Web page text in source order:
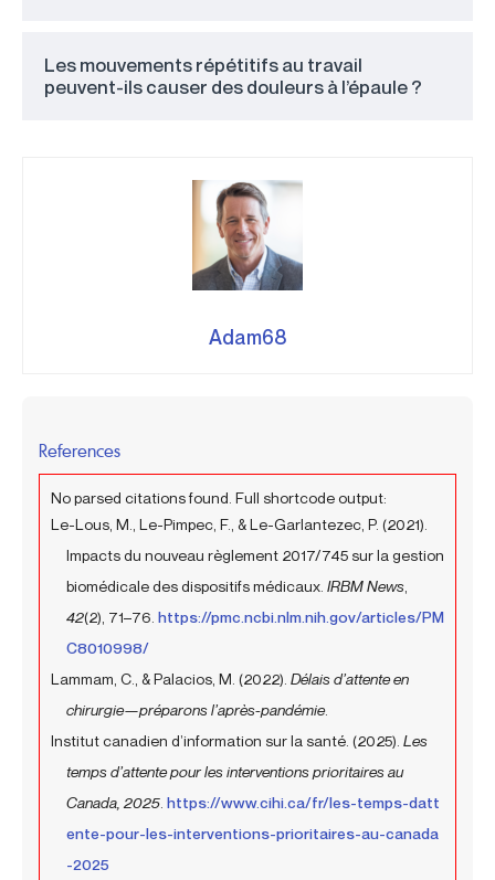
Les mouvements répétitifs au travail
peuvent-ils causer des douleurs à l’épaule ?
Adam68
References
No parsed citations found. Full shortcode output:
Le-Lous, M., Le-Pimpec, F., & Le-Garlantezec, P. (2021).
Impacts du nouveau règlement 2017/745 sur la gestion
biomédicale des dispositifs médicaux. IRBM News
42(2), 71–76. https://pmc.ncbi.nlm.nih.gov/articles/PM
C8010998/
Lammam, C., & Palacios, M. (2022). Délais d’attente en
chirurgie—préparons l’après-pandémie.
Institut canadien d’information sur la santé. (2025). Les
temps d’attente pour les interventions prioritaires au
Canada, 2025 https://www.cihi.ca/fr/les-temps-datt
ente-pour-les-interventions-prioritaires-au-canada
-2025